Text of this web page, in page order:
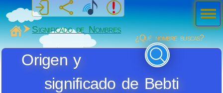
MiSabueso
Significado de Nombres
¿Qué nombre buscas?
Origen y
significado de Bebti
Men
ú